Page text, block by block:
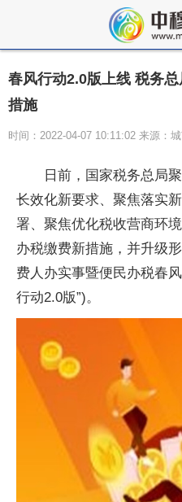
春风行动2.0版上线 税务
措施
时间：2022-04-07 10:11:02 来源：
日前，国家税务总局
长效化新要求、聚焦落实
署、聚焦优化税收营商环
办税缴费新措施，并升级
费人办实事暨便民办税春
行动2.0版”)。